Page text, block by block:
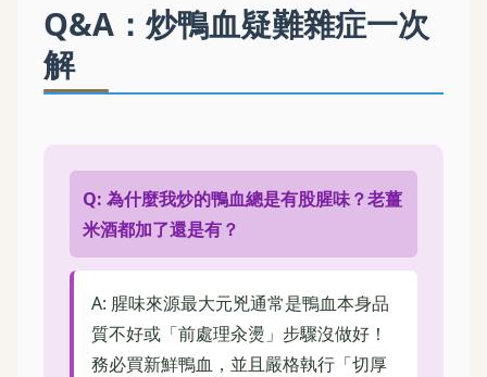
Q&A：炒鴨血疑難雜症一次
解
Q: 為什麼我炒的鴨血總是有股腥味？老薑
米酒都加了還是有？
A: 腥味來源最大元兇通常是鴨血本身品
質不好或「前處理汆燙」步驟沒做好！
務必買新鮮鴨血，並且嚴格執行「切厚